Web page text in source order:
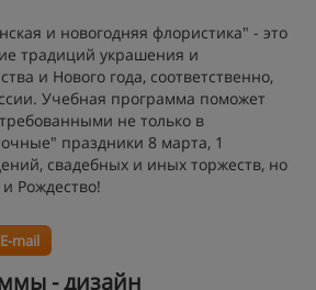
и новогодняя флористика" - это
традиций украшения и
и Нового года, соответственно,
Учебная программа поможет
не только в
праздники 8 марта, 1
свадебных и иных торжеств, но
Рождество!
mail
- дизайн